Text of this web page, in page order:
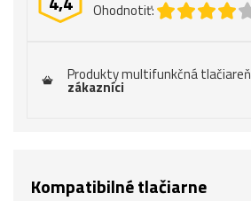
Ohodnotiť:
Produkty multifunkčná
zákazníci
Kompatibilné tlačiarne